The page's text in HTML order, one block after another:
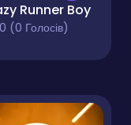
Runner Boy
0 (0 Голосів)